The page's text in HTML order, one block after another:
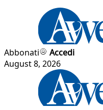
Abbonati
Accedi
August 8, 2026